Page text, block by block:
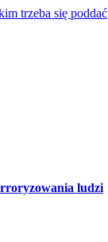
trzeba się poddać
ludzi